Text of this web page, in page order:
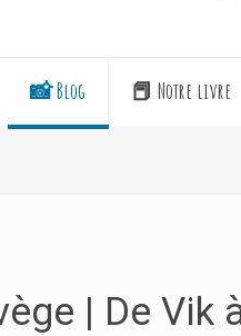
📸 Blog 📕 Notre livre
| De Vik